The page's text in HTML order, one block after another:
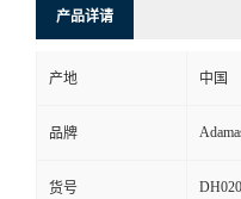
产品详请
产地 中国
品牌
货号